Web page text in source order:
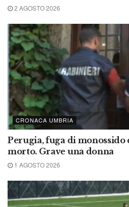
2 AGOSTO 2026
CRONACA UMBRIA
Perugia, fuga di monossido
morto. Grave una donna
1 AGOSTO 2026